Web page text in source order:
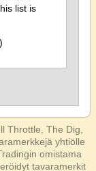
list is
Throttle, The Dig,
yhtiölle
omistama
tavaramerkit